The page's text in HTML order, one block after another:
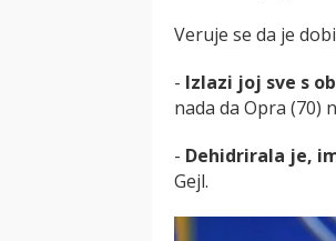
Veruje se da je
- Izlazi joj sve s
nada da Opra (70)
- Dehidrirala je,
Gejl.